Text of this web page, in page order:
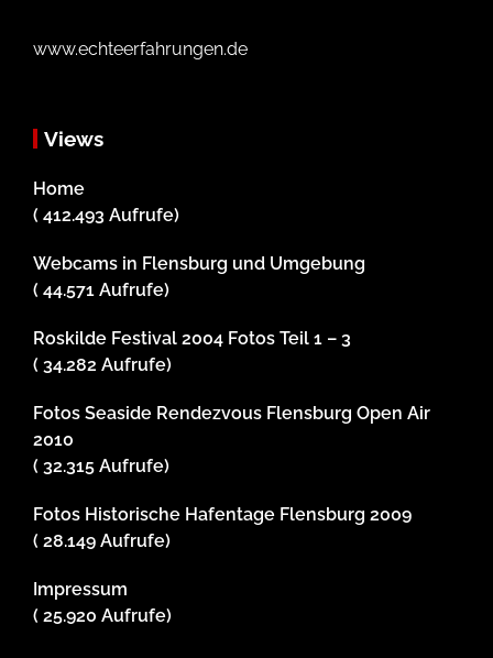
www.echteerfahrungen.de
Views
Home
( 412.493 Aufrufe)
Webcams in Flensburg und Umgebung
( 44.571 Aufrufe)
Roskilde Festival 2004 Fotos Teil 1 – 3
( 34.282 Aufrufe)
Fotos Seaside Rendezvous Flensburg Open Air
2010
( 32.315 Aufrufe)
Fotos Historische Hafentage Flensburg 2009
( 28.149 Aufrufe)
Impressum
( 25.920 Aufrufe)